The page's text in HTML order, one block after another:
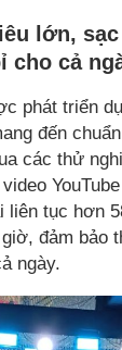
lớn,
cho cả
phát triển
đến
các thử
liên tục hơn
đảm bảo
ngày.